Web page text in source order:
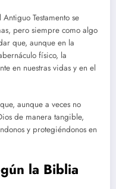
Testamento se
pero siempre como algo
que, aunque en la
físico, la
en nuestras vidas y en el
aunque a veces no
de manera tangible,
y protegiéndonos en
la Biblia